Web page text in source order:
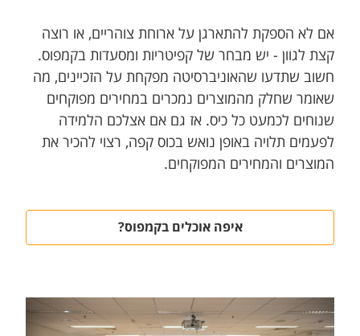
אם לא הספקת להתארגן על ארוחת צוהריים, או רוצה
קצת לגוון - יש מבחר של קפיטריות ומסעדות בקמפוס.
חשוב שתדעו שהאוניברסיטה מפקחת על הזכיינים, מה
שאומר שחלק מהמוצרים נמכרים במחירים מפוקחים
שנוחים לכמעט כל כיס. אז גם אם אצלכם הלמידה
לפעמים תלויה באופן נואש בכוס קפה, רצוי להכיר את
המוצרים והמחירים המפוקחים.
איפה אוכלים בקמפוס?